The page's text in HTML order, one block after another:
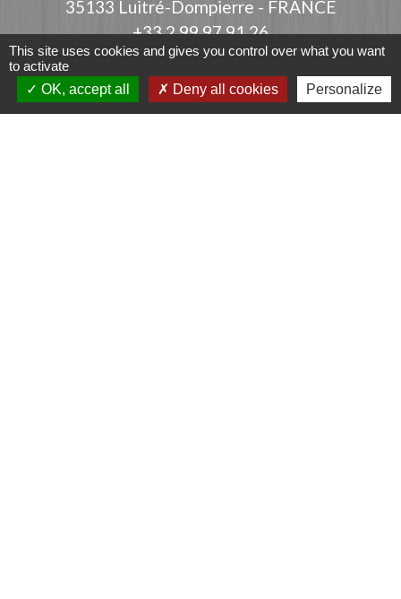
35133 Luitré-Dompierre - FRANCE
+33 2 99 97 91 26
Contact par formulaire
This site uses cookies and gives you control over what you want
to activate
OK, accept all
Deny all cookies Personalize